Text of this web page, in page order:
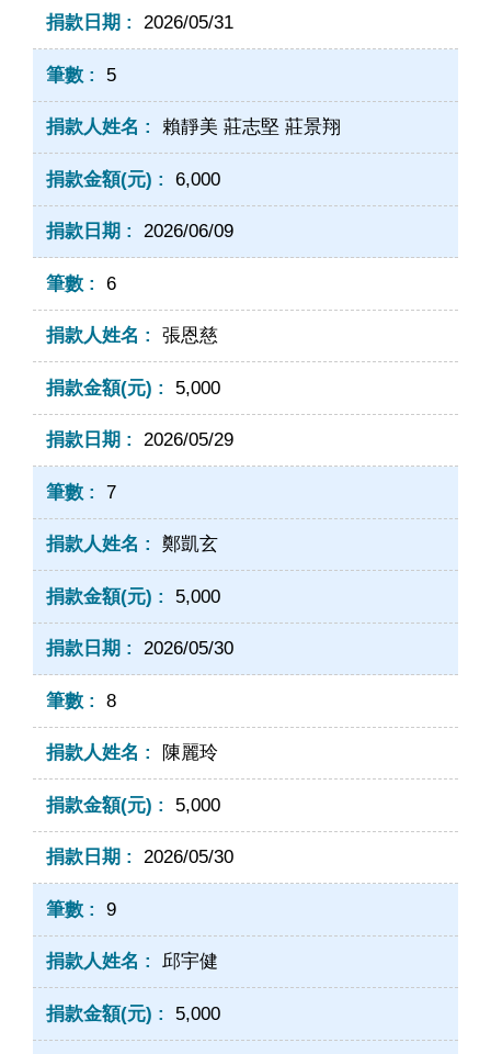
2026/05/31
5
賴靜美 莊志堅 莊景翔
6,000
2026/06/09
6
張恩慈
5,000
2026/05/29
7
鄭凱玄
5,000
2026/05/30
8
陳麗玲
5,000
2026/05/30
9
邱宇健
5,000